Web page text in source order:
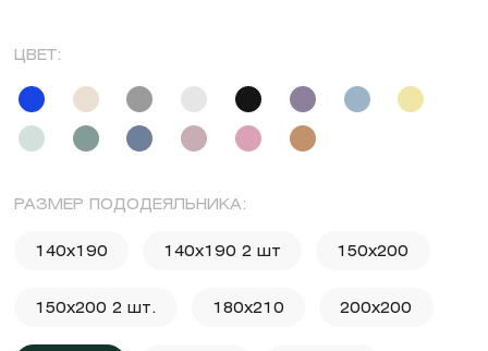
ЦВЕТ:
РАЗМЕР ПОДОДЕЯЛЬНИКА:
140x190 140x190 2 шт 150x200
150x200 2 шт. 180x210 200x200